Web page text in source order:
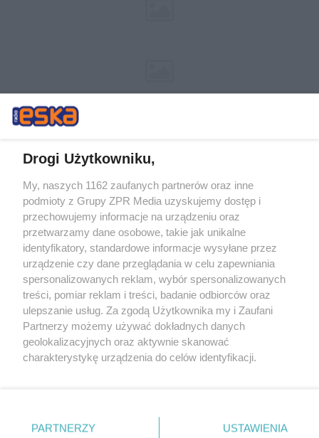
Żaden utwór zamieszczony w serwisie nie może być powielany i
rozpowszechniany lub dalej rozpowszechniany w jakikolwiek sposób (w
tym także elektroniczny lub mechaniczny) na jakimkolwiek polu
eksploatacji w jakiejkolwiek formie, włącznie z umieszczaniem w
Internecie bez pisemnej zgody właściciela praw. Jakiekolwiek użycie lub
wykorzystanie utworów w całości lub w części z naruszeniem prawa,
tzn. bez właściwej zgody, jest zabronione pod groźbą kary i może być
ścigane prawnie.
Drogi Użytkowniku,
My, naszych 1162 zaufanych partnerów oraz inne
podmioty z Grupy ZPR Media uzyskujemy dostęp i
przechowujemy informacje na urządzeniu oraz
przetwarzamy dane osobowe, takie jak unikalne
identyfikatory, standardowe informacje wysyłane przez
urządzenie czy dane przeglądania w celu zapewniania
spersonalizowanych reklam, wybór spersonalizowanych
treści, pomiar reklam i treści, badanie odbiorców oraz
ulepszanie usług. Za zgodą Użytkownika my i Zaufani
Partnerzy możemy używać dokładnych danych
geolokalizacyjnych oraz aktywnie skanować
charakterystykę urządzenia do celów identyfikacji.
zmienić/wycofać klikając przycisk ustawień prywatności
PARTNERZY USTAWIENIA